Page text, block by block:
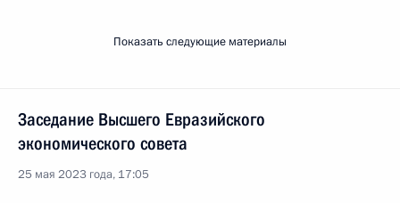
Показать следующие материалы
Заседание Высшего Евразийского
экономического совета
25 мая 2023 года, 17:05